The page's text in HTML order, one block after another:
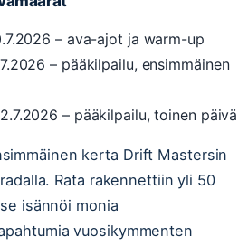
– ava-ajot ja warm-up
– pääkilpailu, ensimmäinen
– pääkilpailu, toinen päivä
kerta Drift Mastersin
Rata rakennettiin yli 50
isännöi monia
vuosikymmenten